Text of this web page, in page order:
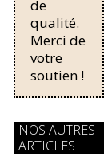
de
qualité.
Merci de
votre
soutien !
NOS AUTRES
ARTICLES